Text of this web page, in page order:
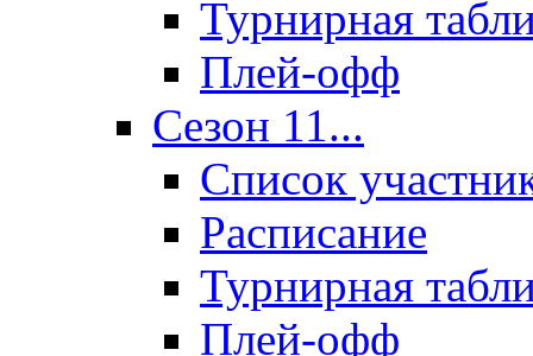
Турнирная
Плей-офф
Сезон 11...
Список
Расписание
Турнирная
Плей-офф